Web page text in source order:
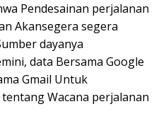
Pendesainan perjalanan
Akansegera segera
dayanya
data Bersama Google
Gmail Untuk
Wacana perjalanan